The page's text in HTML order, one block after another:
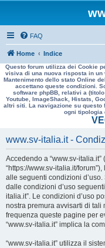
FAQ
Home Indice
Questo forum utilizza dei Cookie
visiva di una nuova risposta in
Mantenimento dello stato Online
accettano queste condizioni.
software phpBB, relativi a
Youtube, ImageShack, Histats,
altri siti. La navigazione su questo
ogni tipologia
www.sv-italia.it -
Accedendo a “www.sv-italia.it”
“https://www.sv-italia.it/
alle seguenti condizioni
dalle condizioni d’uso
italia.it”. Le condizioni d’uso
nostra premura avvisarti di
frequenza queste pagine per
“www.sv-italia.it” implica la
“www.sv-italia.it” utilizza il